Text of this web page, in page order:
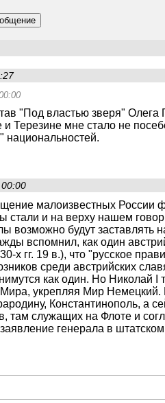
"Под властью зверя" Олега
Терезине мне стало не
национальностей.
малоизвестных России
стали и на верху нашем
возможно будут заставлять
вспомнил, как один
х гг. 19 в.), что "русское
среди австрийских
как один. Но Николай I
укрепляя Мир Немецкий.
Константинополь, а
там служащих на Флоте и
генерала в